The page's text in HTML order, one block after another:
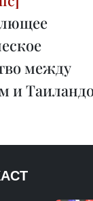
между
и